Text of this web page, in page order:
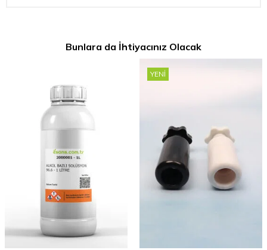
Bunlara da İhtiyacınız Olacak
YENI